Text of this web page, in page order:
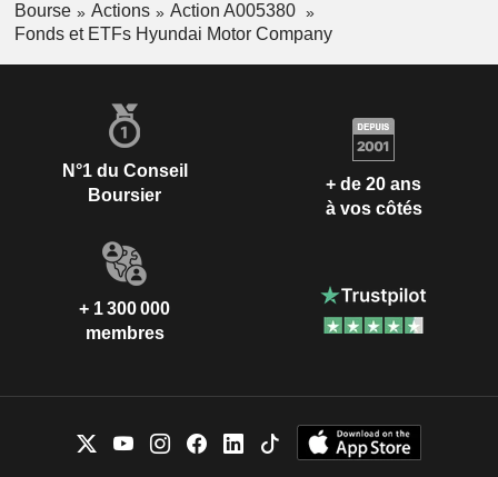
Bourse Actions
Action A005380
Fonds et ETFs Hyundai Motor Company
N°1 du Conseil
Boursier
+ de 20 ans
à vos côtés
+ 1 300 000
membres